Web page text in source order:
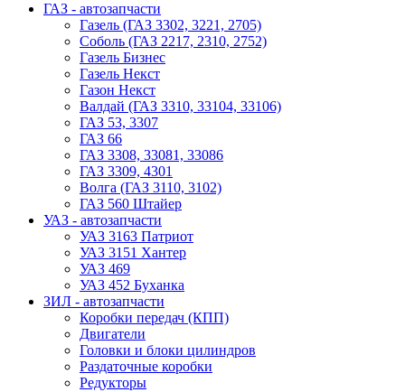
ГАЗ - автозапчасти
Газель (ГАЗ 3302, 3221, 2705)
Соболь (ГАЗ 2217, 2310, 2752)
Газель Бизнес
Газель Некст
Газон Некст
Валдай (ГАЗ 3310, 33104, 33106)
ГАЗ 53, 3307
ГАЗ 66
ГАЗ 3308, 33081, 33086
ГАЗ 3309, 4301
Волга (ГАЗ 3110, 3102)
ГАЗ 560 Штайер
УАЗ - автозапчасти
УАЗ 3163 Патриот
УАЗ 3151 Хантер
УАЗ 469
УАЗ 452 Буханка
ЗИЛ - автозапчасти
Коробки передач (КПП)
Двигатели
Головки и блоки цилиндров
Раздаточные коробки
Редукторы